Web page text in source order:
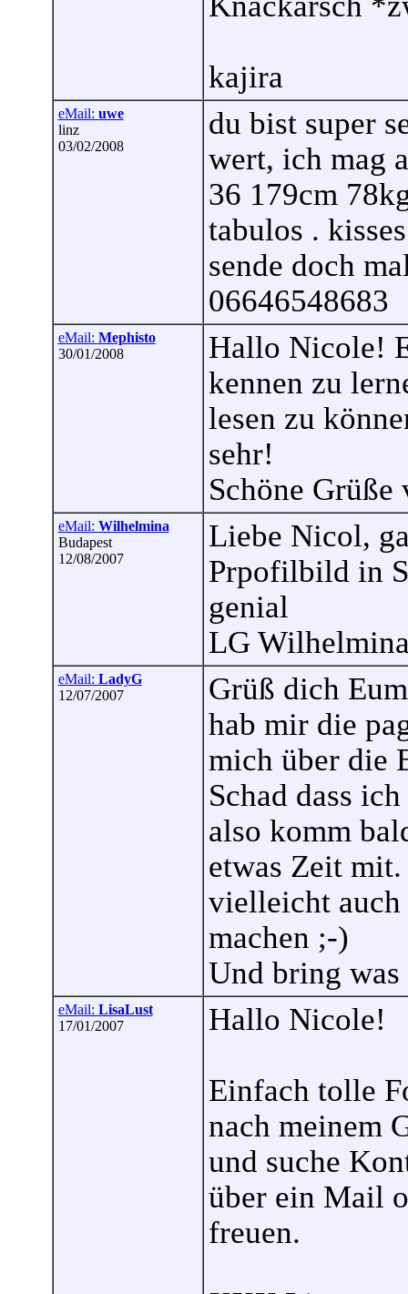
kajira
eMail: uwe
linz
03/02/2008
du bist super
wert, ich mag
36 179cm
tabulos . kisses
sende doch
06646548683
eMail: Mephisto
30/01/2008
Hallo Nicole!
kennen zu
lesen zu
sehr!
Schöne
eMail: Wilhelmina
Budapest
12/08/2007
Liebe Nicol,
Prpofilbild in
genial
LG
eMail: LadyG
12/07/2007
Grüß dich
hab mir die
mich über die
Schad dass
also komm
etwas Zeit
vielleicht auch
machen ;-)
Und bring
eMail: LisaLust
17/01/2007
Hallo Nicole!
Einfach tolle
nach meinem
und suche
über ein Mail
freuen.